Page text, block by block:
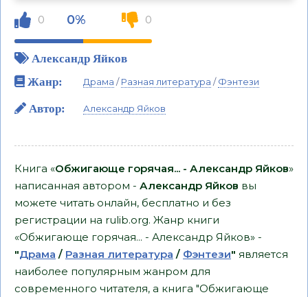
0 0% 0
Александр Яйков
Жанр:
Драма /Разная литература /Фэнтези
Автор: Александр Яйков
Книга «Обжигающе горячая... - Александр Яйков»
написанная автором - Александр Яйков вы
можете читать онлайн, бесплатно и без
регистрации на rulib.org. Жанр книги
«Обжигающе горячая... - Александр Яйков» -
"Драма / Разная литература / Фэнтези" является
наиболее популярным жанром для
современного читателя, а книга "Обжигающе